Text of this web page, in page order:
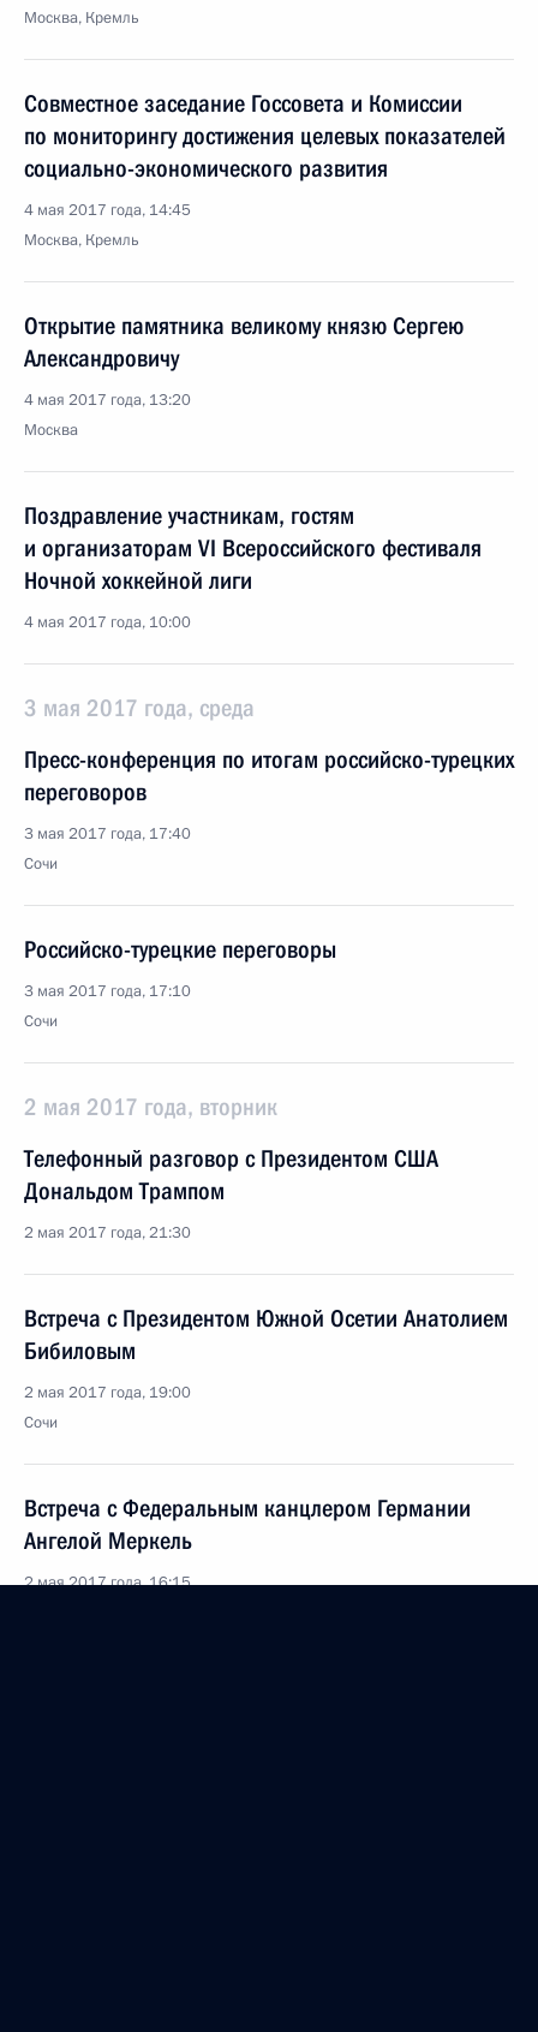
Москва, Кремль
Совместное заседание Госсовета и Комиссии
по мониторингу достижения целевых показателей
социально-экономического развития
4 мая 2017 года, 14:45
Москва, Кремль
Открытие памятника великому князю Сергею
Александровичу
4 мая 2017 года, 13:20
Москва
Поздравление участникам, гостям
и организаторам VI Всероссийского фестиваля
Ночной хоккейной лиги
4 мая 2017 года, 10:00
3 мая 2017 года, среда
Пресс-конференция по итогам российско-турецких
переговоров
3 мая 2017 года, 17:40
Сочи
Российско-турецкие переговоры
3 мая 2017 года, 17:10
Сочи
2 мая 2017 года, вторник
Телефонный разговор с Президентом США
Дональдом Трампом
2 мая 2017 года, 21:30
Встреча с Президентом Южной Осетии Анатолием
Бибиловым
2 мая 2017 года, 19:00
Сочи
Встреча с Федеральным канцлером Германии
Ангелой Меркель
2 мая 2017 года, 16:15